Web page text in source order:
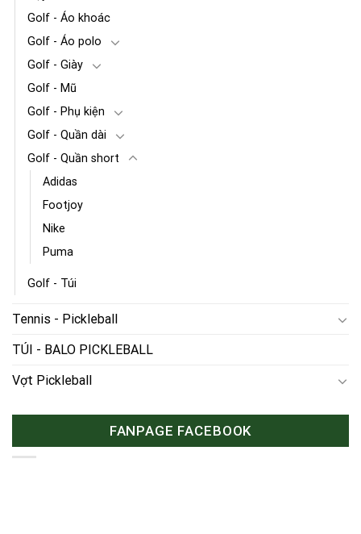
Golf - Áo khoác
Golf - Áo polo
Golf - Giày
Golf - Mũ
Golf - Phụ kiện
Golf - Quần dài
Golf - Quần short
Adidas
Footjoy
Nike
Puma
Golf - Túi
Tennis - Pickleball
TÚI - BALO PICKLEBALL
Vợt Pickleball
FANPAGE FACEBOOK